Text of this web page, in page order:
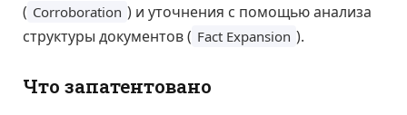
( Corroboration ) и уточнения с помощью анализа
структуры документов ( Fact Expansion ).
Что запатентовано